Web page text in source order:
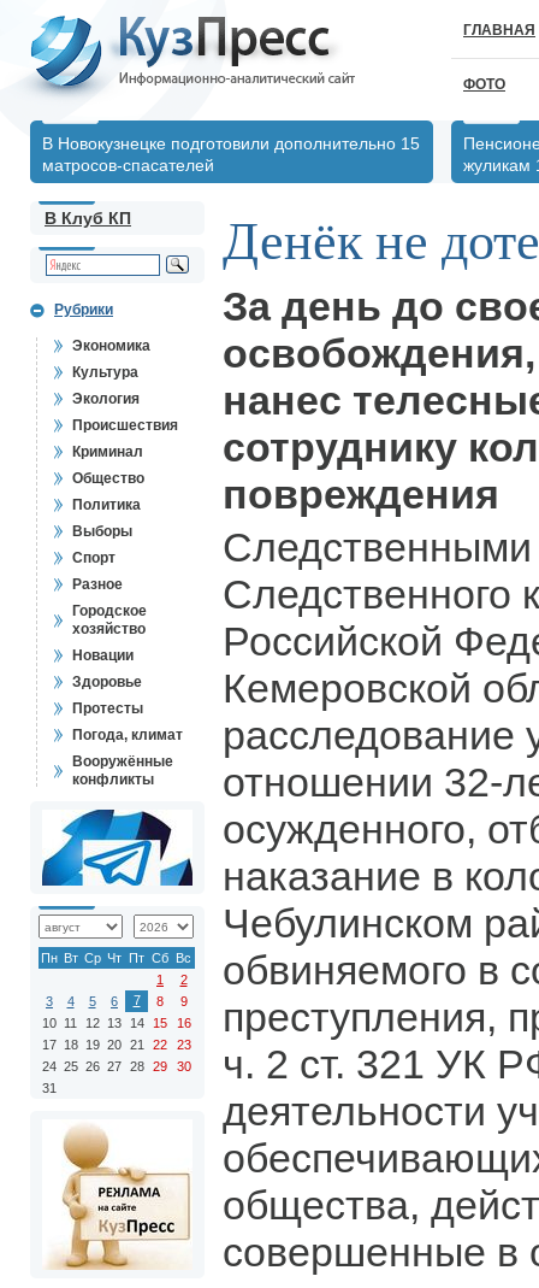
ГЛАВНАЯ
ФОТО
В Новокузнецке подготовили дополнительно 15
матросов-спасателей
жуликам
В Клуб КП
Рубрики
Экономика
Культура
Экология
Происшествия
Криминал
Общество
Политика
Выборы
Спорт
Разное
Городское
хозяйство
Новации
Здоровье
Протесты
Погода, климат
Вооружённые
конфликты
Пн Вт Ср Чт Пт Сб Вс
1
2
3
4 5 6 7 8
9
10 11 12 13 14 15
16
17 18 19 20 21 22
23
24 25 26 27 28 29
30
31
Денёк не
За день до
нанес
сотруднику
повреждения
Следственными
Следственного
Российской
Кемеровской
расследование
отношении 32-
осужденного,
наказание в
Чебулинском
обвиняемого в
преступления,
ч. 2 ст. 321 УК
деятельности
общества,
совершенные в